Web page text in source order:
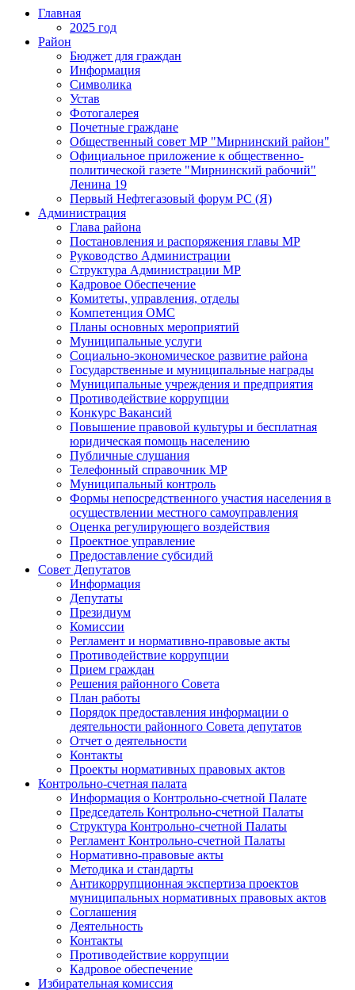
Главная
2025 год
Район
Бюджет для граждан
Информация
Символика
Устав
Фотогалерея
Почетные граждане
Общественный совет МР "Мирнинский район"
Официальное приложение к общественно-
политической газете "Мирнинский рабочий"
Ленина 19
Первый Нефтегазовый форум РС (Я)
Администрация
Глава района
Постановления и распоряжения главы МР
Руководство Администрации
Структура Администрации МР
Кадровое Обеспечение
Комитеты, управления, отделы
Компетенция ОМС
Планы основных мероприятий
Муниципальные услуги
Социально-экономическое развитие района
Государственные и муниципальные награды
Муниципальные учреждения и предприятия
Противодействие коррупции
Конкурс Вакансий
Повышение правовой культуры и бесплатная
юридическая помощь населению
Публичные слушания
Телефонный справочник МР
Муниципальный контроль
Формы непосредственного участия населения в
осуществлении местного самоуправления
Оценка регулирующего воздействия
Проектное управление
Предоставление субсидий
Совет Депутатов
Информация
Депутаты
Президиум
Комиссии
Регламент и нормативно-правовые акты
Противодействие коррупции
Прием граждан
Решения районного Совета
План работы
Порядок предоставления информации о
деятельности районного Совета депутатов
Отчет о деятельности
Контакты
Проекты нормативных правовых актов
Контрольно-счетная палата
Информация о Контрольно-счетной Палате
Председатель Контрольно-счетной Палаты
Структура Контрольно-счетной Палаты
Регламент Контрольно-счетной Палаты
Нормативно-правовые акты
Методика и стандарты
Антикоррупционная экспертиза проектов
муниципальных нормативных правовых актов
Соглашения
Деятельность
Контакты
Противодействие коррупции
Кадровое обеспечение
Избирательная комиссия